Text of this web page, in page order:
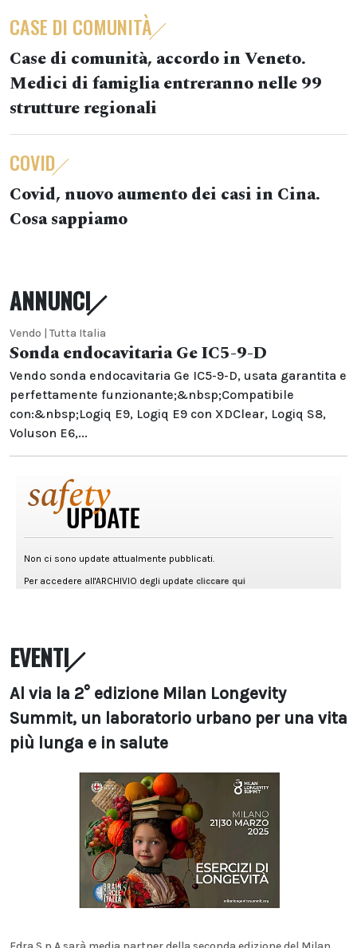
CASE DI COMUNITÀ
Case di comunità, accordo in Veneto.
Medici di famiglia entreranno nelle 99
strutture regionali
COVID
Covid, nuovo aumento dei casi in Cina.
Cosa sappiamo
ANNUNCI
Vendo | Tutta Italia
Sonda endocavitaria Ge IC5-9-D
Vendo sonda endocavitaria Ge IC5-9-D, usata garantita e
perfettamente funzionante;&nbsp;Compatibile
con:&nbsp;Logiq E9, Logiq E9 con XDClear, Logiq S8,
Voluson E6,...
EVENTI
Al via la 2° edizione Milan Longevity
Summit, un laboratorio urbano per una vita
più lunga e in salute